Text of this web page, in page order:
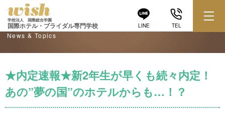
LINE TEL
学校法人 国際総合学園
国際ホテル・ブライダル専門学校
学校からのお知らせ
News & Topics
★内定速報★新2年生が早くも続々内定！
あの”夢の国”のホテルからも…！？